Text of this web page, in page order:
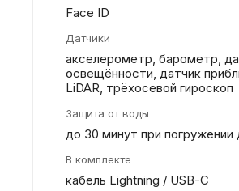
Face ID
Датчики
акселерометр, барометр,
освещённости, датчик
LiDAR, трёхосевой гироскоп
Защита от воды
до 30 минут при
В комплекте
кабель Lightning / USB-C